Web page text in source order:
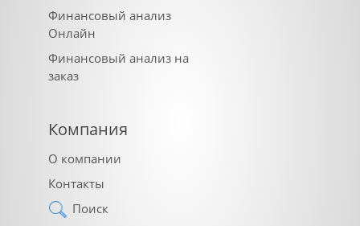
Финансовый анализ
Онлайн
Финансовый анализ на
заказ
Компания
О компании
Контакты
Поиск